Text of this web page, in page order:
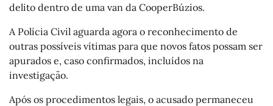
delito dentro de uma van da CooperBúzios.
A Polícia Civil aguarda agora o reconhecimento de
outras possíveis vítimas para que novos fatos possam ser
apurados e, caso confirmados, incluídos na
investigação.
Após os procedimentos legais, o acusado permaneceu